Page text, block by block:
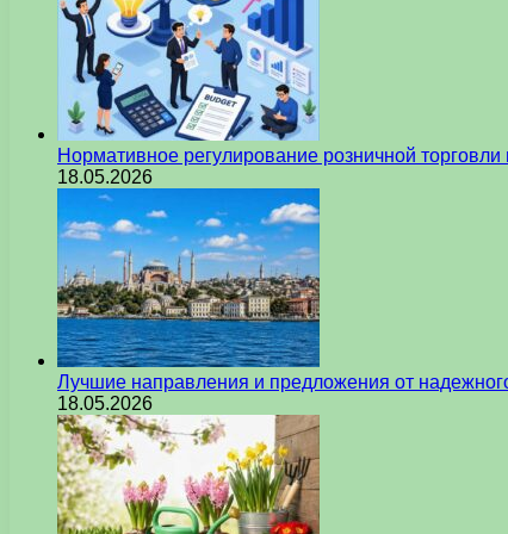
Нормативное регулирование розничной
18.05.2026
Лучшие направления и предложения от надежного
18.05.2026